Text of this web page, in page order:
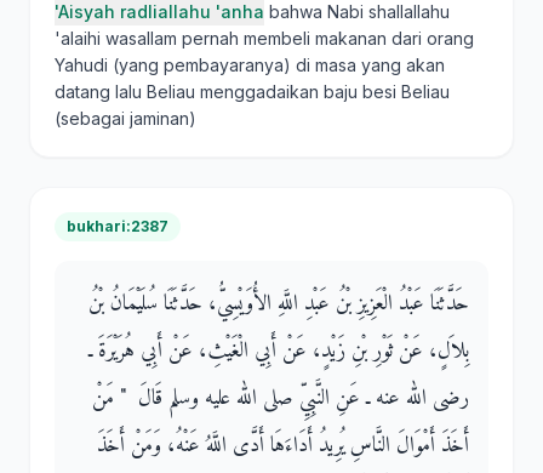
'Aisyah radliallahu 'anha bahwa Nabi shallallahu
'alaihi wasallam pernah membeli makanan dari orang
Yahudi (yang pembayaranya) di masa yang akan
datang lalu Beliau menggadaikan baju besi Beliau
(sebagai jaminan)
bukhari:2387
حَدَّثَنَا عَبْدُ الْعَزِيزِ بْنُ عَبْدِ اللَّهِ الأُوَيْسِيُّ، حَدَّثَنَا سُلَيْمَانُ بْنُ
بِلاَلٍ، عَنْ ثَوْرِ بْنِ زَيْدٍ، عَنْ أَبِي الْغَيْثِ، عَنْ أَبِي هُرَيْرَةَ ـ
رضى الله عنه ـ عَنِ النَّبِيِّ صلى الله عليه وسلم قَالَ ‏ "‏ مَنْ
أَخَذَ أَمْوَالَ النَّاسِ يُرِيدُ أَدَاءَهَا أَدَّى اللَّهُ عَنْهُ، وَمَنْ أَخَذَ